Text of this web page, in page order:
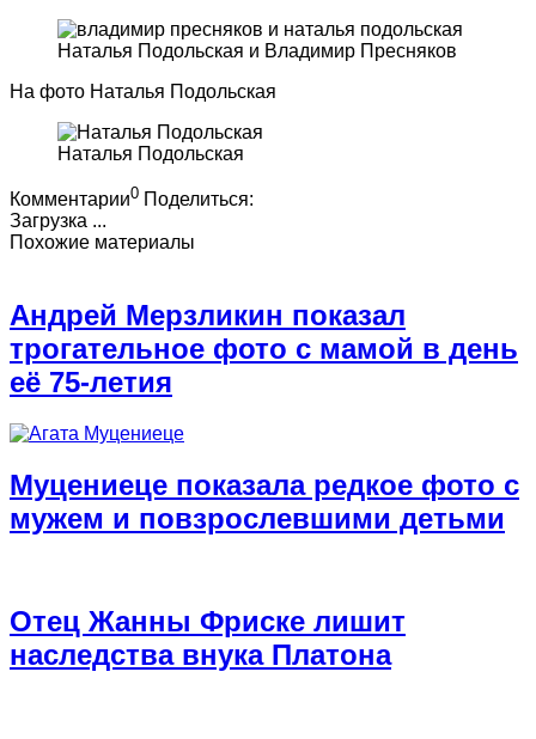
Наталья Подольская и Владимир Пресняков
На фото Наталья Подольская
Наталья Подольская
Комментарии0 Поделиться:
Загрузка ...
Похожие материалы
Андрей Мерзликин показал
трогательное фото с мамой в день
её 75-летия
Муцениеце показала редкое фото с
мужем и повзрослевшими детьми
Отец Жанны Фриске лишит
наследства внука Платона